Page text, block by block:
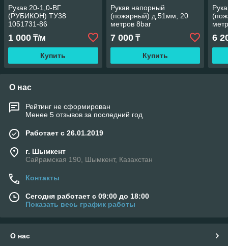
Рукав 20-1,0-ВГ
(РУБИКОН) ТУ38
1051731-86
1 000 ₸/м
Купить
Рукав напорный
(пожарный) д.51мм, 20
метров 8bar
7 000₸
Купить
6
О нас
Рейтинг не сформирован
Менее 5 отзывов за последний год
Работает с 26.01.2019
г. Шымкент
Сайрамская 190, Шымкент, Казахстан
Контакты
Сегодня работает с 09:00 до 18:00
Показать весь график работы
О нас